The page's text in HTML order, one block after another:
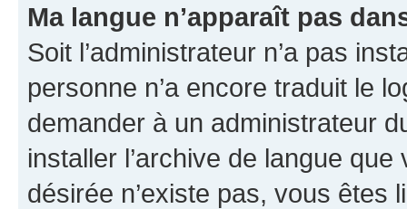
Ma langue n’apparaît pas
Soit l’administrateur n’a pas
personne n’a encore traduit le
demander à un administrateur
installer l’archive de langue
désirée n’existe pas, vous êtes